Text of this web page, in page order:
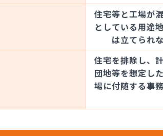
住宅等と工場が
としている用途
は立てられ
住宅を排除し、
団地等を想定し
場に付随する事